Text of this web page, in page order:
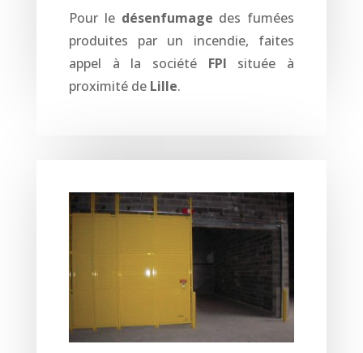
Pour le désenfumage des fumées
produites par un incendie, faites
appel à la société FPI située à
proximité de Lille.